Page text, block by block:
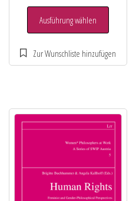
Ausführung wählen